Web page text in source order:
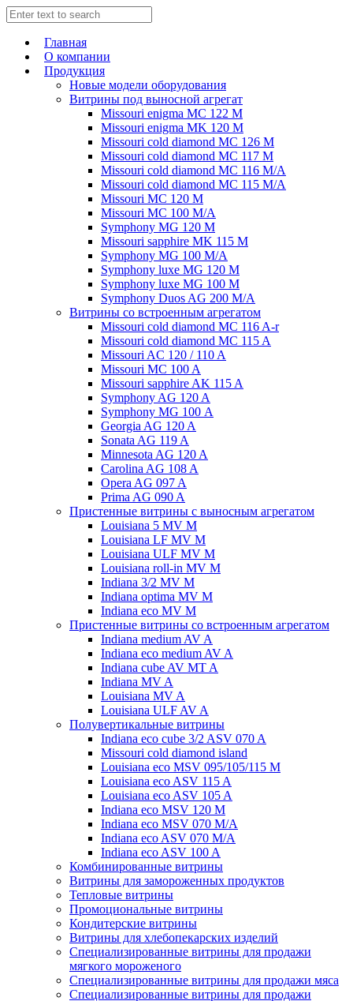
Главная
О компании
Продукция
Новые модели оборудования
Витрины под выносной агрегат
Missouri enigma MC 122 M
Missouri enigma MK 120 M
Missouri cold diamond MC 126 M
Missouri cold diamond MC 117 M
Missouri cold diamond MC 116 M/A
Missouri cold diamond MC 115 M/A
Missouri MC 120 M
Missouri MC 100 M/A
Symphony MG 120 M
Missouri sapphire MK 115 M
Symphony MG 100 M/А
Symphony luxe MG 120 M
Symphony luxe MG 100 M
Symphony Duos AG 200 M/A
Витрины со встроенным агрегатом
Missouri cold diamond MC 116 A-r
Missouri cold diamond MC 115 A
Missouri AC 120 / 110 A
Missouri MC 100 A
Missouri sapphire AK 115 A
Symphony AG 120 A
Symphony MG 100 А
Georgia AG 120 A
Sonata AG 119 A
Minnesota AG 120 A
Carolina AG 108 A
Opera AG 097 A
Prima AG 090 A
Пристенные витрины с выносным агрегатом
Louisiana 5 MV M
Louisiana LF MV M
Louisiana ULF MV M
Louisiana roll-in MV M
Indiana 3/2 MV M
Indiana optima MV M
Indiana eco MV M
Пристенные витрины со встроенным агрегатом
Indiana medium AV A
Indiana eco medium AV A
Indiana cube AV MT A
Indiana MV A
Louisiana MV A
Louisiana ULF AV A
Полувертикальные витрины
Indiana eco cube 3/2 ASV 070 A
Missouri cold diamond island
Louisiana eco MSV 095/105/115 M
Louisiana eco ASV 115 A
Louisiana eco ASV 105 A
Indiana eco MSV 120 M
Indiana eco MSV 070 M/A
Indiana eco ASV 070 M/A
Indiana eco ASV 100 A
Комбинированные витрины
Витрины для замороженных продуктов
Тепловые витрины
Промоциональные витрины
Кондитерские витрины
Витрины для хлебопекарских изделий
Специализированные витрины для продажи
мягкого мороженого
Специализированные витрины для продажи мяса
Специализированные витрины для продажи